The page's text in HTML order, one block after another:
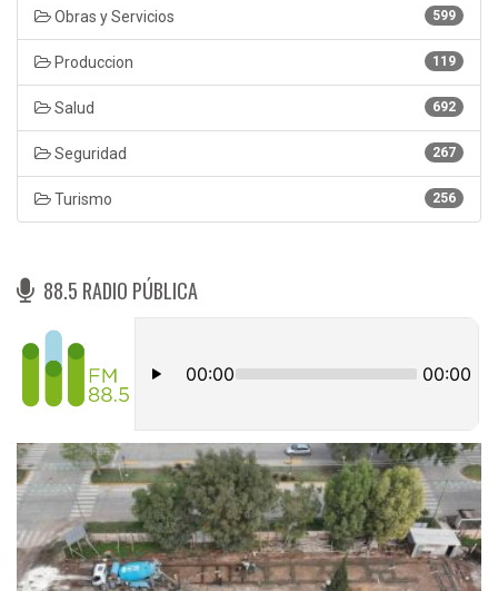
599
Obras y Servicios
119
Produccion
692
Salud
267
Seguridad
256
Turismo
88.5 RADIO PÚBLICA